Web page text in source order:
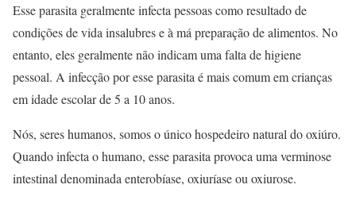
Esse parasita geralmente infecta pessoas como resultado de
condições de vida insalubres e à má preparação de alimentos. No
entanto, eles geralmente não indicam uma falta de higiene
pessoal. A infecção por esse parasita é mais comum em crianças
em idade escolar de 5 a 10 anos.
Nós, seres humanos, somos o único hospedeiro natural do oxiúro.
Quando infecta o humano, esse parasita provoca uma verminose
intestinal denominada enterobíase, oxiuríase ou oxiurose.